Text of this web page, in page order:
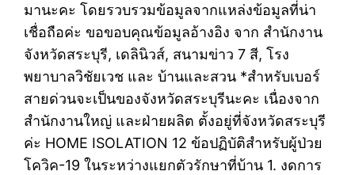
มานะคะ โดยรวบรวมข้อมูลจากแหล่งข้อมูลที่น่า
เชื่อถือค่ะ ขอขอบคุณข้อมูลอ้างอิง จาก สำนักงาน
จังหวัดสระบุรี, เดลินิวส์, สนามข่าว 7 สี, โรง
พยาบาลวิชัยเวช และ บ้านและสวน *สำหรับเบอร์
สายด่วนจะเป็นของจังหวัดสระบุรีนะคะ เนื่องจาก
สำนักงานใหญ่ และฝ่ายผลิต ตั้งอยู่ที่จังหวัดสระบุรี
ค่ะ HOME ISOLATION 12 ข้อปฏิบัติสำหรับผู้ป่วย
โควิค-19 ในระหว่างแยกตัวรักษาที่บ้าน 1. งดการ